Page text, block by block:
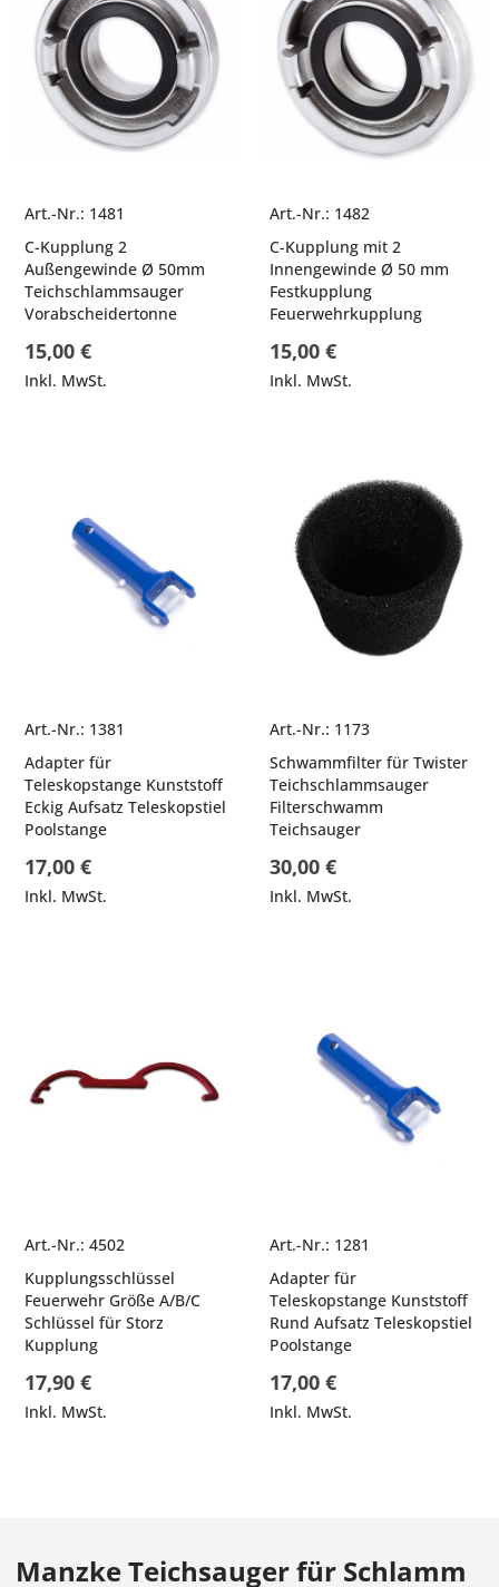
Art.-Nr.: 1481
C-Kupplung 2
Außengewinde Ø 50mm
Teichschlammsauger
Vorabscheidertonne
15,00 €
Inkl. MwSt.
Art.-Nr.: 1482
C-Kupplung mit 2
Innengewinde Ø 50 mm
Festkupplung
Feuerwehrkupplung
15,00 €
Inkl. MwSt.
Art.-Nr.: 1381
Adapter für
Teleskopstange Kunststoff
Eckig Aufsatz Teleskopstiel
Poolstange
17,00 €
Inkl. MwSt.
Art.-Nr.: 1173
Schwammfilter für Twister
Teichschlammsauger
Filterschwamm
Teichsauger
30,00 €
Inkl. MwSt.
Art.-Nr.: 4502
Kupplungsschlüssel
Feuerwehr Größe A/B/C
Schlüssel für Storz
Kupplung
17,90 €
Inkl. MwSt.
Art.-Nr.: 1281
Adapter für
Teleskopstange Kunststoff
Rund Aufsatz Teleskopstiel
Poolstange
17,00 €
Inkl. MwSt.
Manzke Teichsauger für Schlamm